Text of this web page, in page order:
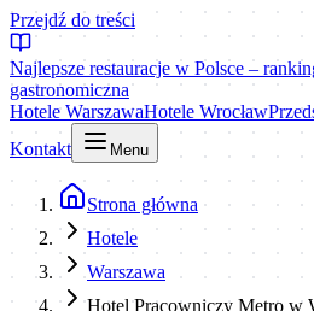
Przejdź do treści
Najlepsze restauracje w Polsce –
gastronomiczna
Hotele WarszawaHotele Wrocław
Kontakt
Menu
Strona główna
Hotele
Warszawa
Hotel Pracowniczy Metro w